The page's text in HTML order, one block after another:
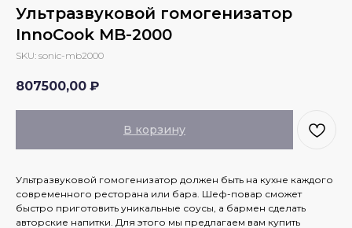
Ультразвуковой гомогенизатор
InnoCook MB-2000
SKU: sonic-mb2000
807500,00 ₽
В корзину
Ультразвуковой гомогенизатор должен быть на кухне каждого
современного ресторана или бара. Шеф-повар сможет
быстро приготовить уникальные соусы, а бармен сделать
авторские напитки. Для этого мы предлагаем вам купить